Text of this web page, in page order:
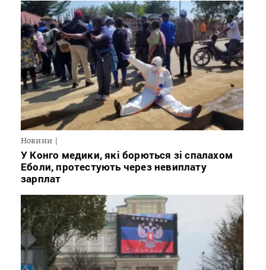
Новини
У Конго медики, які борються зі спалахом
Еболи, протестують через невиплату
зарплат